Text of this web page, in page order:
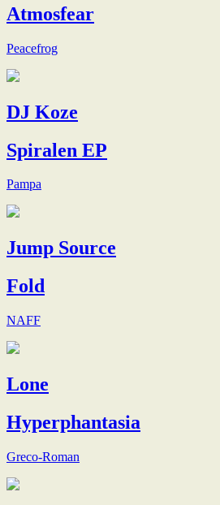
Atmosfear
Peacefrog
DJ Koze
Spiralen EP
Pampa
Jump Source
Fold
NAFF
Lone
Hyperphantasia
Greco-Roman